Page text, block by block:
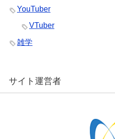
YouTuber
VTuber
雑学
サイト運営者